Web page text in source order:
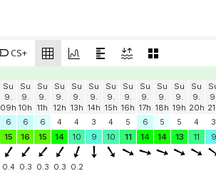
CS+
Su
9.
09h
Su
9.
10h
Su
9.
11h
Su
9.
12h
Su
9.
13h
Su
9.
14h
Su
9.
15h
Su
9.
16h
Su
9.
17h
Su
9.
18h
Su
9.
19h
Su
9.
20h
6 6 6 4 4 3 4 5 6 5 5 4
3
15 16 15 14 10 9 10 11 14 14 13 11 9
0.4 0.3 0.3 0.3 0.2